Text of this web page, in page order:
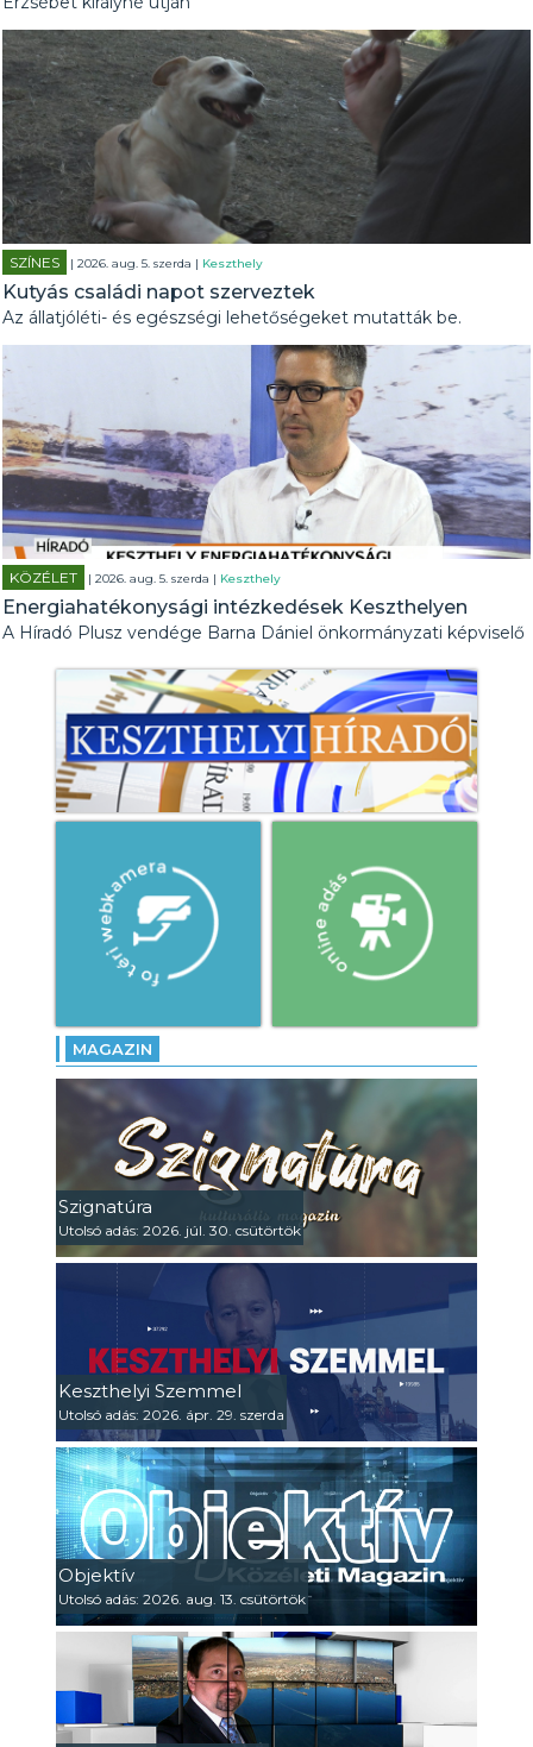
SZÍNES | 2026. aug. 5. szerda | Keszthely
Kutyás családi napot szerveztek
Az állatjóléti- és egészségi lehetőségeket mutatták be.
KÖZÉLET | 2026. aug. 5. szerda | Keszthely
Energiahatékonysági intézkedések Keszthelyen
A Híradó Plusz vendége Barna Dániel önkormányzati képviselő
MAGAZIN
Szignatúra
Utolsó adás: 2026. júl. 30. csütörtök
Keszthelyi Szemmel
Utolsó adás: 2026. ápr. 29. szerda
Objektív
Utolsó adás: 2026. aug. 13. csütörtök